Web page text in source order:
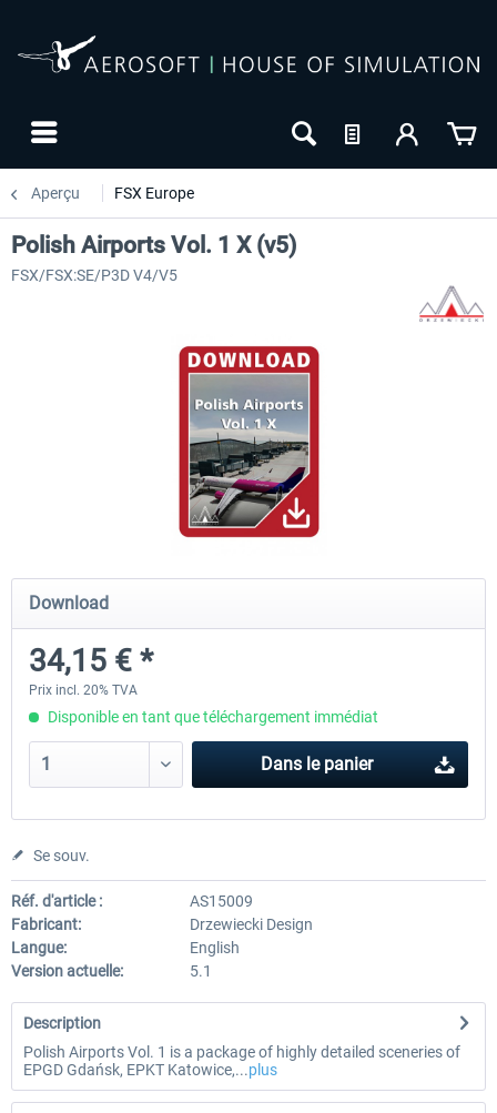
Aperçu FSX Europe
Mega Airport Frankfurt V2.0
30,20 € *
Mega Airport Berlin
Polish Airports Vol. 1 X (v5)
FSX/FSX:SE/P3D V4/V5
Download
34,15 € *
Prix incl. 20% TVA
Disponible en tant que téléchargement immédiat
Dans le panier
Se souv.
Réf. d'article :
AS15009
Fabricant:
Drzewiecki Design
Langue:
English
Version actuelle:
5.1
Description
Polish Airports Vol. 1 is a package of highly detailed sceneries of
EPGD Gdańsk, EPKT Katowice,...plus